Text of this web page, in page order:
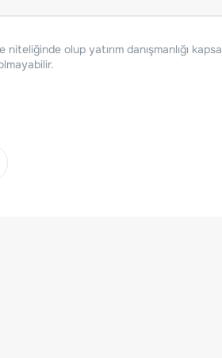
niteliğinde olup yatırım danışmanlığı